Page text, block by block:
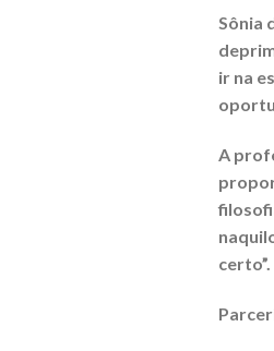
Sônia
ir na
A
certo”.